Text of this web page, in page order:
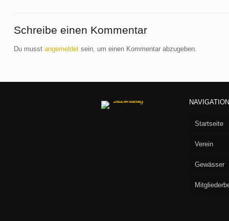
Schreibe einen Kommentar
Du musst angemeldetsein, um einen Kommentar abzugeben.
Startseite
Verein
Gewässer
Seen